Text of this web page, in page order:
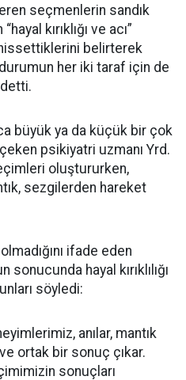
seçmenlerin sandık
kırıklığı ve acı”
hissettiklerini belirterek
her iki taraf için de
büyük ya da küçük bir çok
psikiyatri uzmanı Yrd.
oluştururken,
sezgilerden hareket
ifade eden
hayal kırıklılığı
söyledi:
anılar, mantık
ortak bir sonuç çıkar.
sonuçları